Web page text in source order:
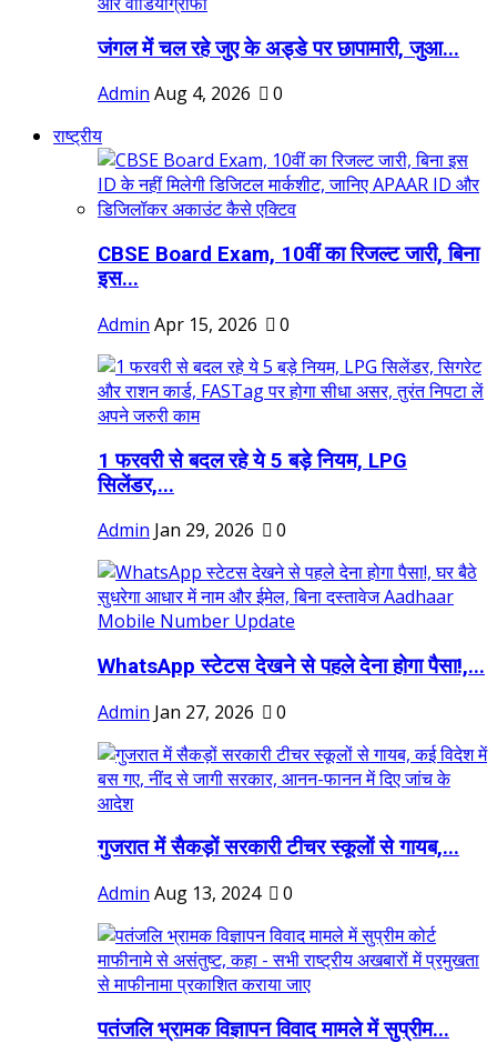
जंगल में चल रहे जुए के अड्डे पर छापामारी, जुआ...
Admin Aug 4, 2026
0
राष्ट्रीय
CBSE Board Exam, 10वीं का रिजल्ट जारी, बिना
इस...
Admin Apr 15, 2026 0
1 फरवरी से बदल रहे ये 5 बड़े नियम, LPG
सिलेंडर,...
Admin Jan 29, 2026 0
WhatsApp स्टेटस देखने से पहले देना होगा पैसा!,...
Admin Jan 27, 2026 0
गुजरात में सैकड़ों सरकारी टीचर स्कूलों से गायब,...
Admin Aug 13, 2024 0
पतंजलि भ्रामक विज्ञापन विवाद मामले में सुप्रीम...